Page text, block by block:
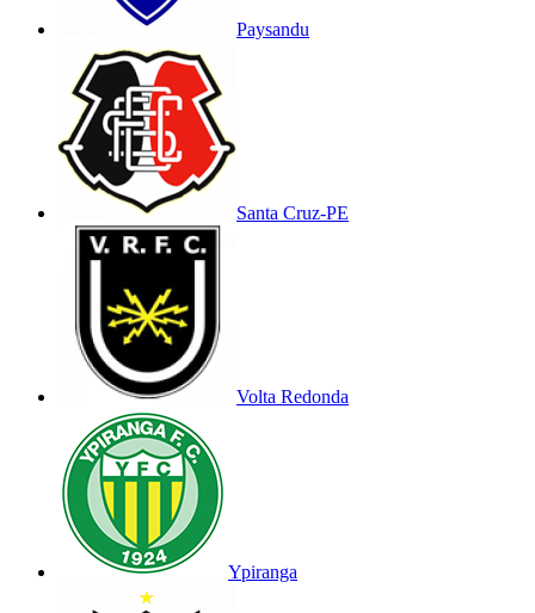
Paysandu
Santa Cruz-PE
Volta Redonda
Ypiranga